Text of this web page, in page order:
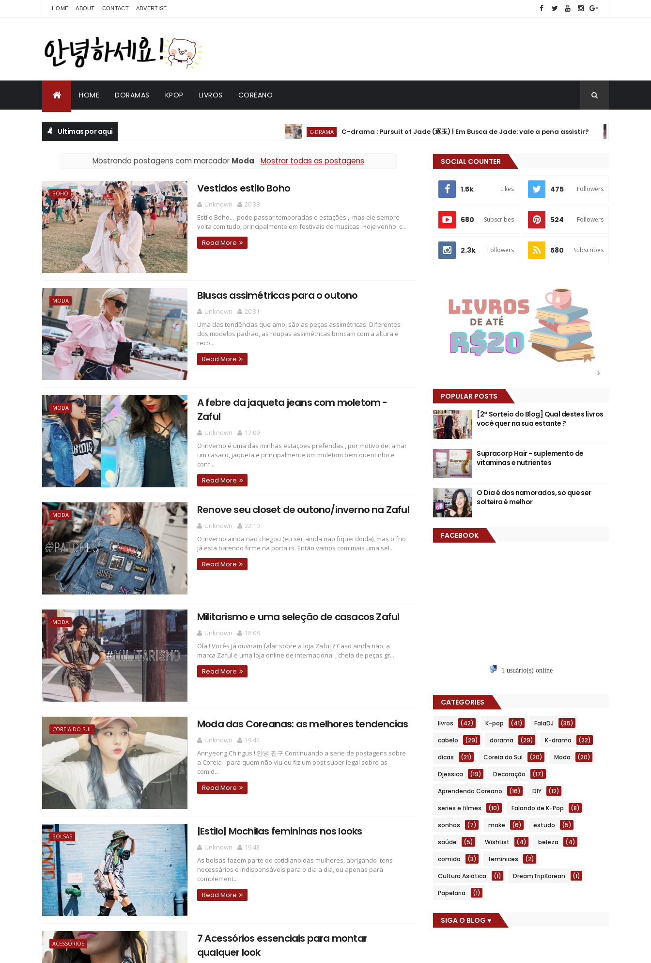
HOME ABOUT CONTACT ADVERTISE
HOME DORAMAS KPOP LIVROS COREANO
Ultimas por aqui C-DRAMA C-drama : Pursuit of Jade (逐玉) | Em Busca de Jade: vale a pena assistir? K-DRAMA
Mostrando postagens com marcador Moda. Mostrar todas as postagens
BOHO Vestidos estilo Boho
Unknown
20:38
Estilo Boho... pode passar temporadas e estações., mas ele sempre
volta com tudo, principalmente em festivais de musicas. Hoje venho c...
Read More
MODA Blusas assimétricas para o outono
Unknown
20:31
Uma das tendências que amo, são as peças assimétricas. Diferentes
dos modelos padrão, as roupas assimétricas brincam com a altura e
reco...
Read More
MODA
A febre da jaqueta jeans com moletom -
Zaful
Unknown
17:09
O inverno é uma das minhas estações preferidas , por motivo de: amar
um casaco, jaqueta e principalmente um moletom bem quentinho e
conf...
Read More
MODA Renove seu closet de outono/inverno na Zaful
Unknown
22:10
O inverno ainda não chegou (eu sei, ainda não fiquei doida), mas o frio
já esta batendo firme na porta rs. Então vamos com mais uma sel...
Read More
MODA Militarismo e uma seleção de casacos Zaful
Unknown
18:08
Ola ! Vocês já ouviram falar sobre a loja Zaful ? Caso ainda não, a
marca Zaful é uma loja online de internacional , cheia de peças gr...
Read More
COREIA DO SUL Moda das Coreanas: as melhores tendencias
Unknown
19:44
Annyeong Chingus ! 안녕 진구 Continuando a serie de postagens sobre
a Coreia - para quem não viu eu fiz um post super legal sobre as
comid...
Read More
BOLSAS |Estilo| Mochilas femininas nos looks
Unknown
19:43
As bolsas fazem parte do cotidiano das mulheres, abrigando itens
necessários e indispensáveis para o dia a dia, ou apenas para
complement...
Read More
ACESSÓRIOS
7 Acessórios essenciais para montar
qualquer look
SOCIAL COUNTER
1.5k Likes 475 Followers
680 Subscribes 524 Followers
2.3k Followers 580 Subscribes
>
POPULAR POSTS
[2° Sorteio do Blog] Qual destes livros
você quer na sua estante ?
Supracorp Hair - suplemento de
vitaminas e nutrientes
O Dia é dos namorados, so que ser
solteira é melhor
FACEBOOK
1 usuário(s) online
CATEGORIES
livros (42) K-pop (41) FalaDJ (35)
cabelo (29) dorama (29) K-drama (22)
dicas (21) Coreia do Sul (20) Moda (20)
Djessica (19) Decoração (17)
Aprendendo Coreano (16) DIY (12)
series e filmes (10) Falando de K-Pop (8)
sonhos (7) make (6) estudo (5)
saúde (5) WishList (4) beleza (4)
comida (3) feminices (2)
Cultura Asiática (1) DreamTripKorean (1)
Papelaria (1)
SIGA O BLOG ♥